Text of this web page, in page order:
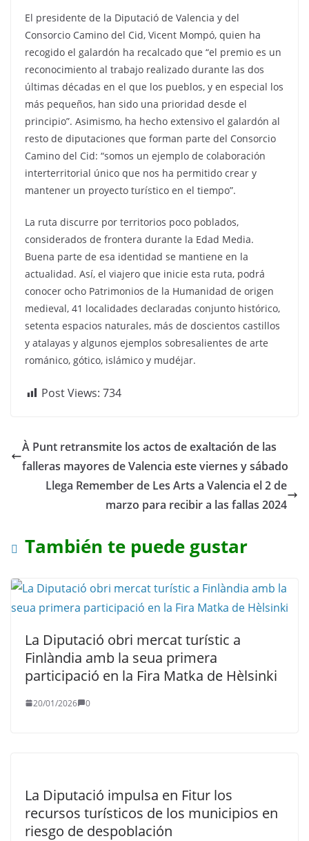
El presidente de la Diputació de Valencia y del
Consorcio Camino del Cid, Vicent Mompó, quien ha
recogido el galardón ha recalcado que “el premio es un
reconocimiento al trabajo realizado durante las dos
últimas décadas en el que los pueblos, y en especial los
más pequeños, han sido una prioridad desde el
principio”. Asimismo, ha hecho extensivo el galardón al
resto de diputaciones que forman parte del Consorcio
Camino del Cid: “somos un ejemplo de colaboración
interterritorial único que nos ha permitido crear y
mantener un proyecto turístico en el tiempo”.
La ruta discurre por territorios poco poblados,
considerados de frontera durante la Edad Media.
Buena parte de esa identidad se mantiene en la
actualidad. Así, el viajero que inicie esta ruta, podrá
conocer ocho Patrimonios de la Humanidad de origen
medieval, 41 localidades declaradas conjunto histórico,
setenta espacios naturales, más de doscientos castillos
y atalayas y algunos ejemplos sobresalientes de arte
románico, gótico, islámico y mudéjar.
Post Views: 734
À Punt retransmite los actos de exaltación de las
falleras mayores de Valencia este viernes y sábado
Llega Remember de Les Arts a Valencia el 2 de
marzo para recibir a las fallas 2024
También te puede gustar
La Diputació obri mercat turístic a
Finlàndia amb la seua primera
participació en la Fira Matka de Hèlsinki
20/01/2026 0
La Diputació impulsa en Fitur los
recursos turísticos de los municipios en
riesgo de despoblación